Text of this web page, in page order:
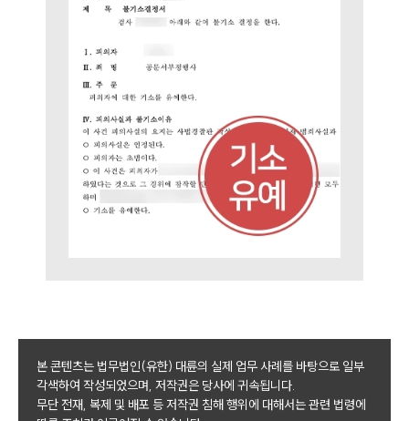
공지사항
법률서식
세미나
대륜법률상담예약
대륜법률상담예약
본 콘텐츠는 법무법인(유한) 대륜의 실제 업무 사례를 바탕으로 일부
각색하여 작성되었으며, 저작권은 당사에 귀속됩니다.
무단 전재, 복제 및 배포 등 저작권 침해 행위에 대해서는 관련 법령에